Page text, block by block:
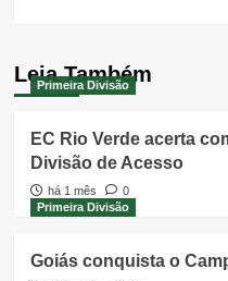
Leia Também
Primeira Divisão
EC Rio Verde acerta
Divisão de Acesso
há 1 mês
0
Primeira Divisão
Goiás conquista o